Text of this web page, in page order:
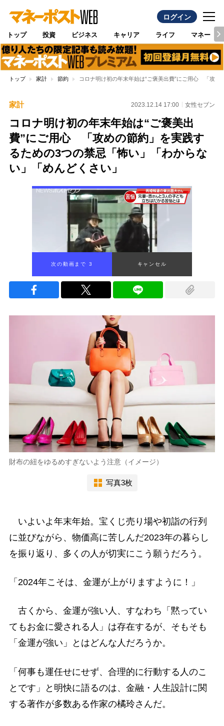
ログイン
トップ 投資 ビジネス キャリア ライフ マネー
トップ 家計 節約 コロナ明け初の年末年始は“ご褒美出費”にご用心 「攻
家計 2023.12.14 17:00 女性セブン
コロナ明け初の年末年始は“ご褒美出
費”にご用心 「攻めの節約」を実践す
るための3つの禁忌「怖い」「わからな
い」「めんどくさい」
次の動画まで 2 キャンセル
財布の紐をゆるめすぎないよう注意（イメージ）
写真3枚
いよいよ年末年始。宝くじ売り場や初詣の行列
に並びながら、物価高に苦しんだ2023年の暮らし
を振り返り、多くの人が切実にこう願うだろう。
「2024年こそは、金運が上がりますように！」
古くから、金運が強い人、すなわち「黙ってい
てもお金に愛される人」は存在するが、そもそも
「金運が強い」とはどんな人だろうか。
「何事も運任せにせず、合理的に行動する人のこ
とです」と明快に語るのは、金融・人生設計に関
する著作が多数ある作家の橘玲さんだ。